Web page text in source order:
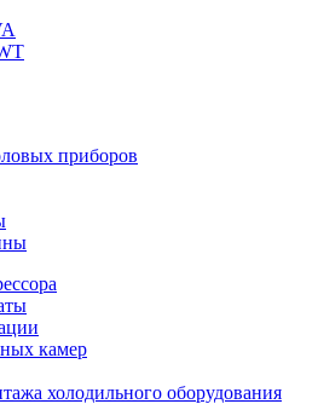
приборов
камер
холодильного оборудования